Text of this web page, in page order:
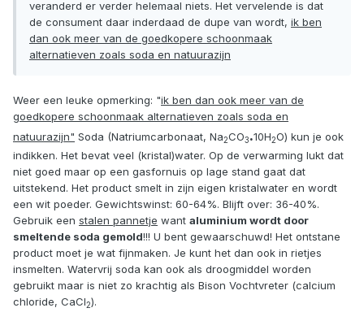
veranderd er verder helemaal niets. Het vervelende is dat
de consument daar inderdaad de dupe van wordt, ik ben
dan ook meer van de goedkopere schoonmaak
alternatieven zoals soda en natuurazijn
Weer een leuke opmerking: "ik ben dan ook meer van de
goedkopere schoonmaak alternatieven zoals soda en
natuurazijn" Soda (Natriumcarbonaat, Na2CO3.10H2O) kun je ook
indikken. Het bevat veel (kristal)water. Op de verwarming lukt dat
niet goed maar op een gasfornuis op lage stand gaat dat
uitstekend. Het product smelt in zijn eigen kristalwater en wordt
een wit poeder. Gewichtswinst: 60-64%. Blijft over: 36-40%.
Gebruik een stalen pannetje want aluminium wordt door
smeltende soda gemold!!! U bent gewaarschuwd! Het ontstane
product moet je wat fijnmaken. Je kunt het dan ook in rietjes
insmelten. Watervrij soda kan ook als droogmiddel worden
gebruikt maar is niet zo krachtig als Bison Vochtvreter (calcium
chloride, CaCl2).